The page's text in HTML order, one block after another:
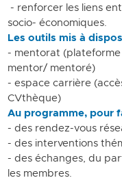
- renforcer les liens
socio- économiques.
Les outils mis à
- mentorat (plateforme
mentor/ mentoré)
- espace carrière
CVthèque)
Au programme, pour
- des rendez-vous
- des interventions
- des échanges, du
les membres.